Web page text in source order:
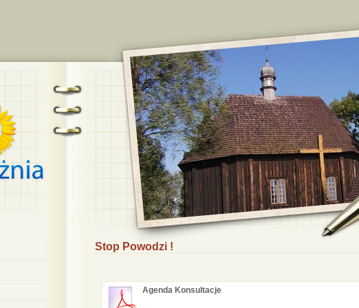
Stop Powodzi !
Agenda Konsultacje